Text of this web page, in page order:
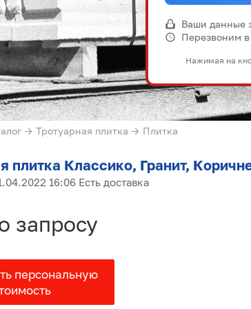
Ваши данные
Перезвоним
Нажимая на
→ Тротуарная плитка → Плитка
плитка Классико, Гранит,
16:06 Есть доставка
запросу
персональную